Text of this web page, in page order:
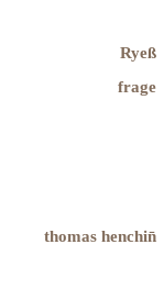
Ryeß
frage
thomas henchin̄